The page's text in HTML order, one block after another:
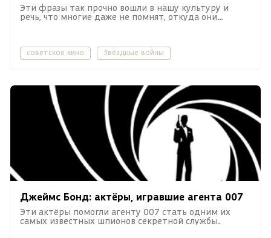
Эти фразы так прочно вошли в нашу культуру и
речь, что многие даже не помнят, откуда они
советское кино Звёздные войны
Джеймс Бонд: актёры, игравшие агента 007
Эти актёры помогли агенту 007 стать одним их
самых известных шпионов секретной службы.